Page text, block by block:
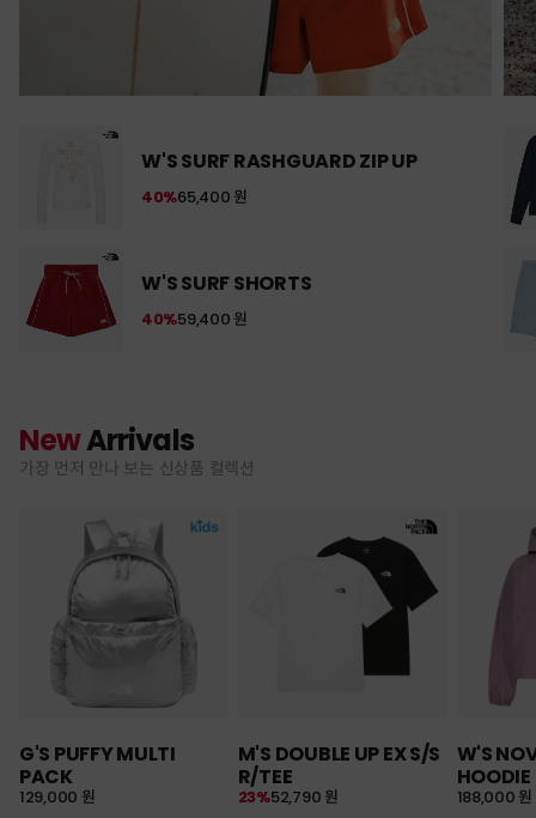
W'S SURF RASHGUARD ZIP UP
65,400 원
40%
W'S SURF SHORTS
59,400 원
40%
NewArrivals
가장 먼저 만나 보는 신상품 컬렉션
G'S PUFFY MULTI
PACK
129,000 원
M'S DOUBLE UP EX S/S
R/TEE
52,790 원
23%
W'S
HOODIE
188,000 원